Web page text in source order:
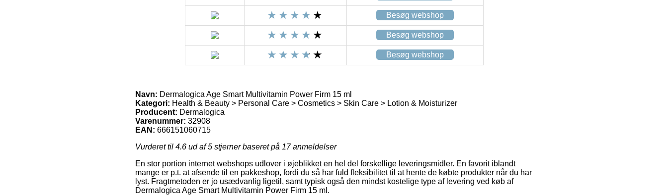
Besøg webshop
Besøg webshop
Besøg webshop
Navn: Dermalogica Age Smart Multivitamin Power Firm 15 ml
Kategori: Health & Beauty > Personal Care > Cosmetics > Skin Care > Lotion & Moisturizer
Producent: Dermalogica
Varenummer: 32908
EAN: 666151060715
Vurderet til 4.6 ud af 5 stjerner baseret på 17anmeldelser
En stor portion internet webshops udlover i øjeblikket en hel del forskellige leveringsmidler. En favorit iblandt
mange er p.t. at afsende til en pakkeshop, fordi du så har fuld fleksibilitet til at hente de købte produkter når du har
lyst. Fragtmetoden er jo usædvanlig ligetil, samt typisk også den mindst kostelige type af levering ved køb af
Dermalogica Age Smart Multivitamin Power Firm 15 ml.